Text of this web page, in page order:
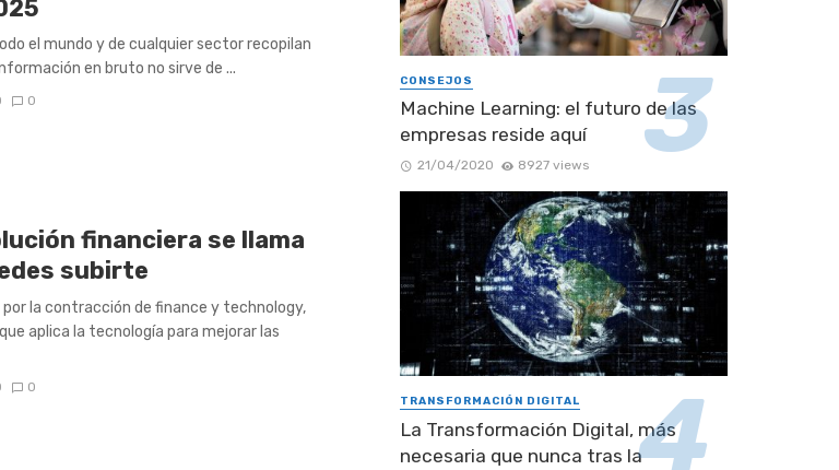
el mundo y de cualquier sector recopilan
en bruto no sirve de ...
0
financiera se llama
subirte
la contracción de finance y technology,
aplica la tecnología para mejorar las
0
CONSEJOS
Machine Learning: el futuro de las
empresas reside aquí
21/04/2020 8927 views
TRANSFORMACIÓN DIGITAL
La Transformación Digital, más
necesaria que nunca tras la